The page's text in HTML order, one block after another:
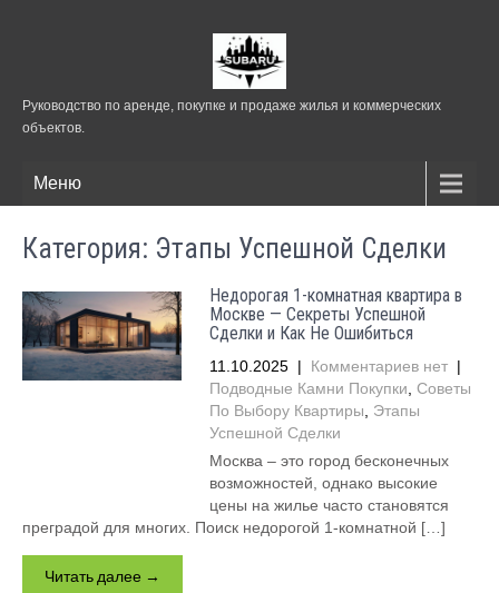
Руководство по аренде, покупке и продаже жилья и коммерческих
объектов.
Меню
Категория: Этапы Успешной Сделки
Недорогая 1-комнатная квартира в
Москве — Секреты Успешной
Сделки и Как Не Ошибиться
11.10.2025 | Комментариев нет |
Подводные Камни Покупки Советы
По Выбору Квартиры
Этапы
Успешной Сделки
Москва – это город бесконечных
возможностей, однако высокие
цены на жилье часто становятся
преградой для многих. Поиск недорогой 1-комнатной […]
Читать далее →